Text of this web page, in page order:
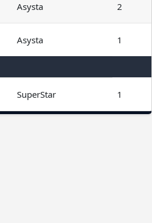
Asysta 2
Asysta 1
SuperStar 1